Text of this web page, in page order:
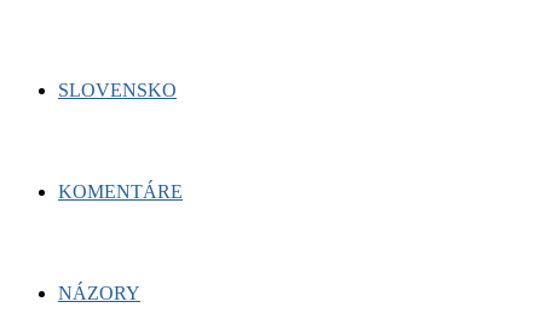
SLOVENSKO
KOMENTÁRE
NÁZORY